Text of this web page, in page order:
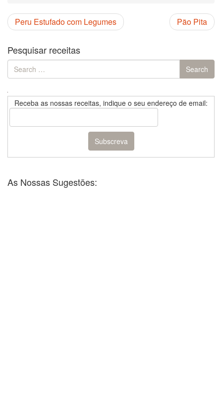
Pão Pita
Peru Estufado com Legumes
Pesquisar receitas
Search
for:
Search
Receba as nossas receitas, indique o seu endereço de email:
As Nossas Sugestões: